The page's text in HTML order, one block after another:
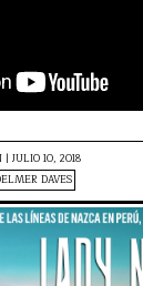
| JULIO 10, 2018
DAVES